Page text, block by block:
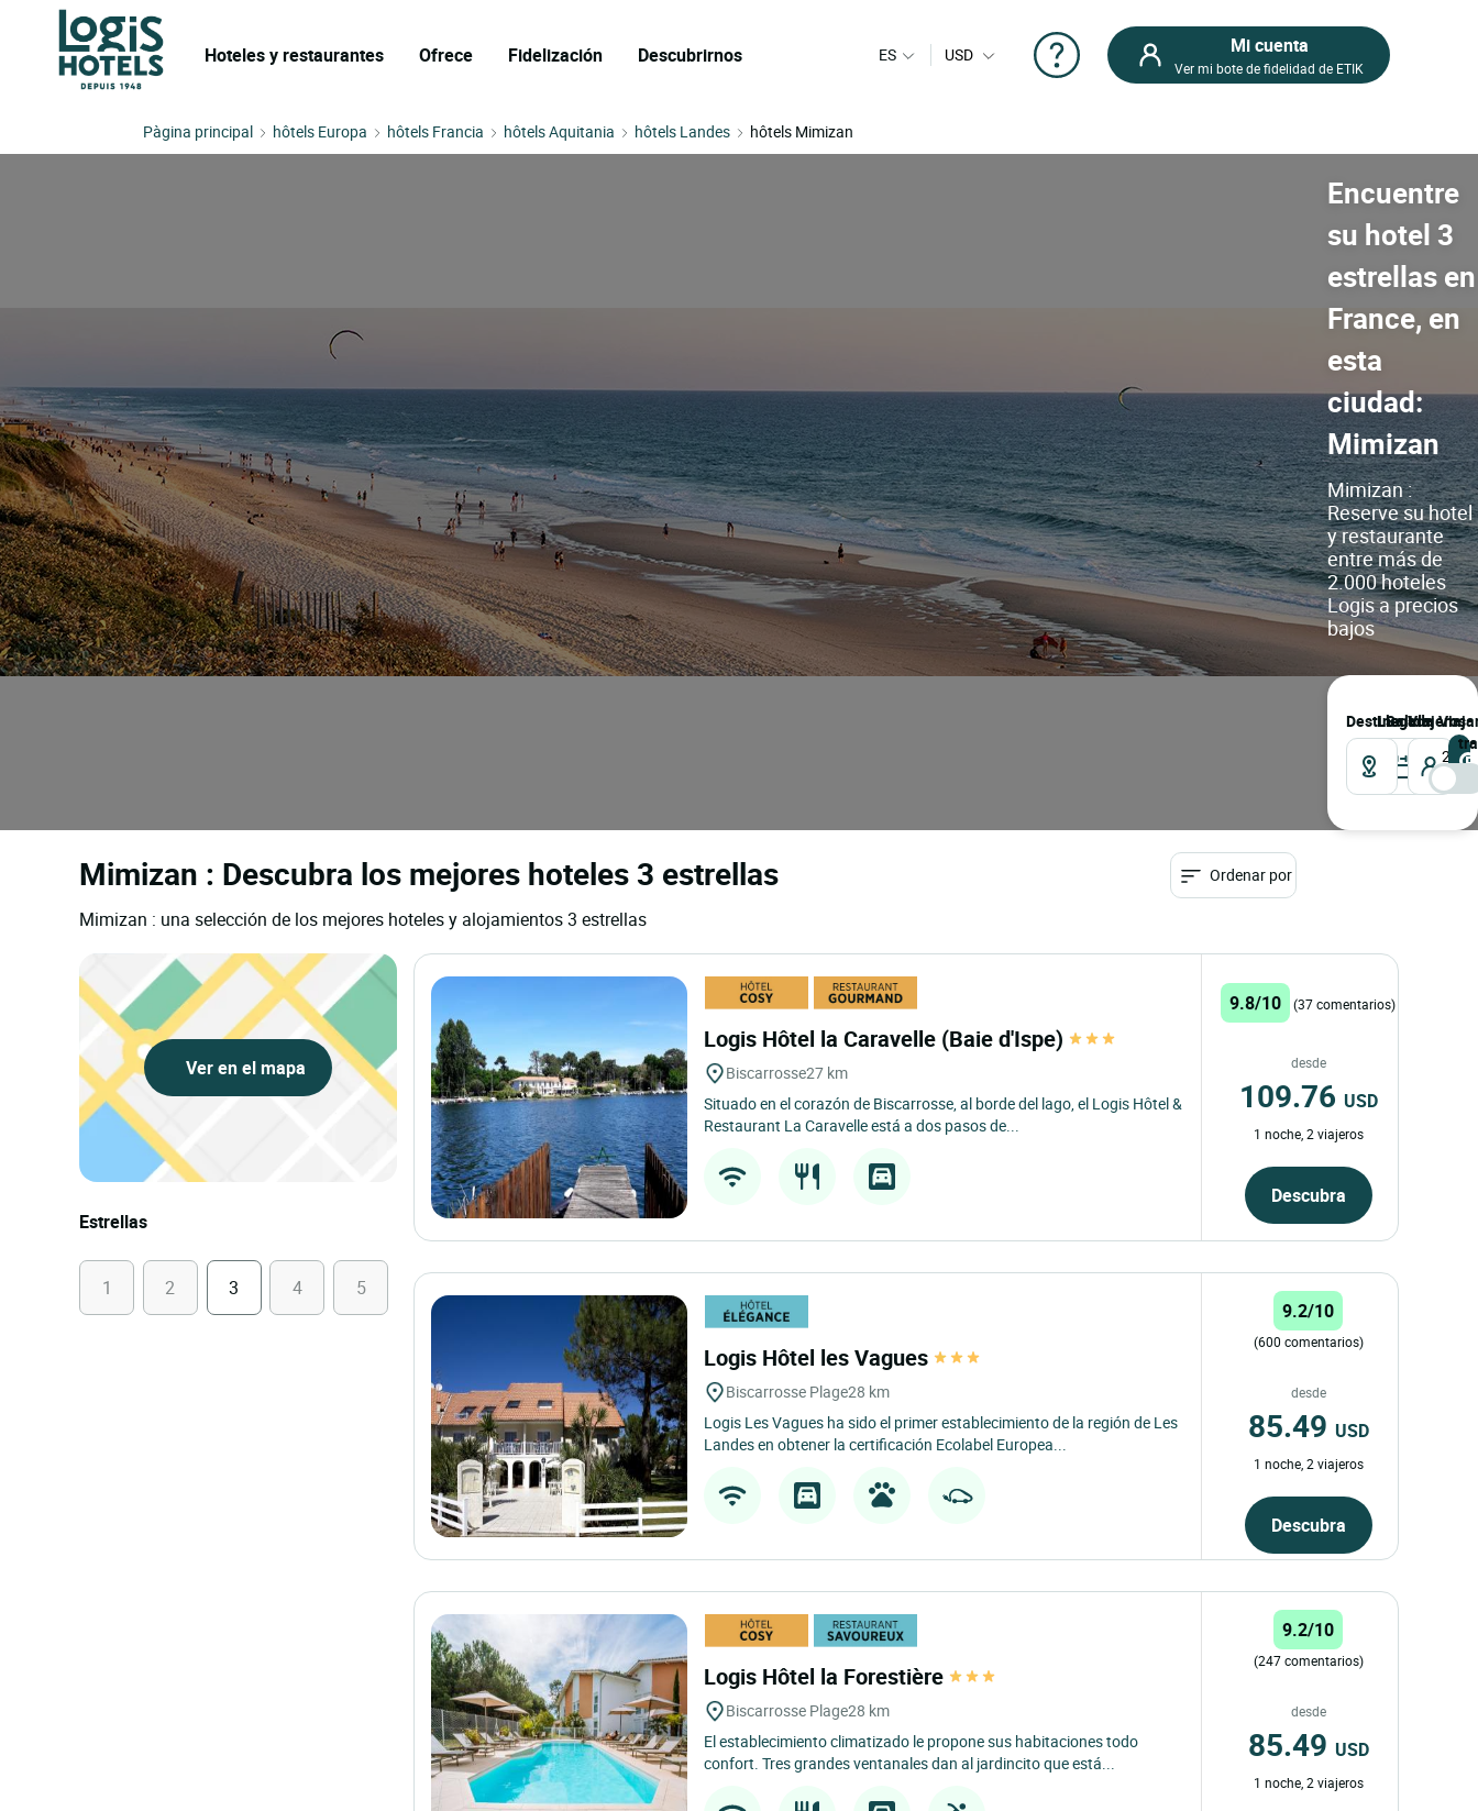
Hoteles y restaurantes Ofrece Fidelización Descubrirnos ES USD Mi cuenta
Ver mi bote de fidelidad de ETIK
Pàgina principal hôtels Europa hôtels Francia hôtels Aquitania hôtels Landes hôtels Mimizan
Encuentre
su hotel 3
estrellas en
France, en
esta
ciudad:
Mimizan
Mimizan :
Reserve su hotel
y restaurante
entre más de
2.000 hoteles
Logis a precios
bajos
Destinollegada
salida
Viajeros
2
Mimizan : Descubra los mejores hoteles 3 estrellas
Mimizan : una selección de los mejores hoteles y alojamientos 3 estrellas
Ordenar por
Ver en el mapa
Estrellas
1 2 3 4 5
Logis Hôtel la Caravelle (Baie d'Ispe)
Biscarrosse27 km
Situado en el corazón de Biscarrosse, al borde del lago, el Logis Hôtel &
Restaurant La Caravelle está a dos pasos de...
9.8/10 (37 comentarios)
desde
109.76 USD
1 noche, 2 viajeros
Descubra
Logis Hôtel les Vagues
Biscarrosse Plage28 km
Logis Les Vagues ha sido el primer establecimiento de la región de Les
Landes en obtener la certificación Ecolabel Europea...
9.2/10
(600 comentarios)
desde
85.49 USD
1 noche, 2 viajeros
Descubra
Logis Hôtel la Forestière
Biscarrosse Plage28 km
El establecimiento climatizado le propone sus habitaciones todo
confort. Tres grandes ventanales dan al jardincito que está...
9.2/10
(247 comentarios)
desde
85.49 USD
1 noche, 2 viajeros